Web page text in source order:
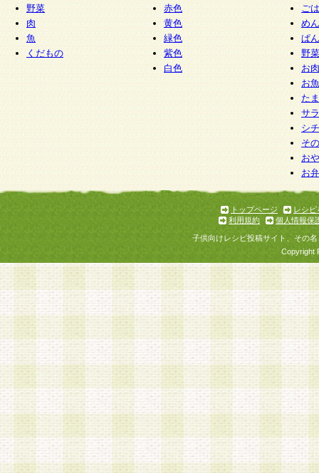
野菜
肉
魚
くだもの
赤色
黄色
緑色
紫色
白色
ご
めん
ぱん
野
お
お
た
サ
シ
そ
お
お
トップページ
レシピ
利用規約
個人情報保
子供向けレシピ投稿サイト、その
Copyright